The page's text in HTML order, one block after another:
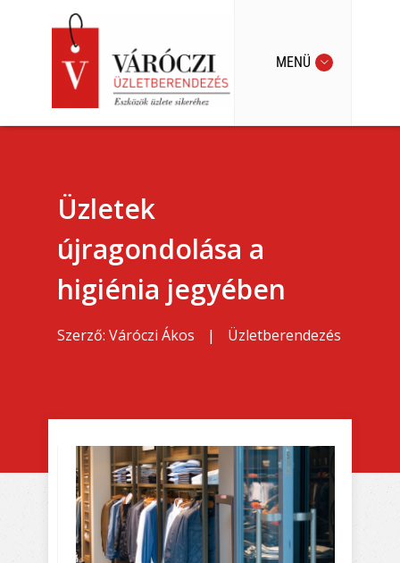
MENÜ
Üzletek
újragondolása a
higiénia jegyében
Szerző: Váróczi Ákos | Üzletberendezés